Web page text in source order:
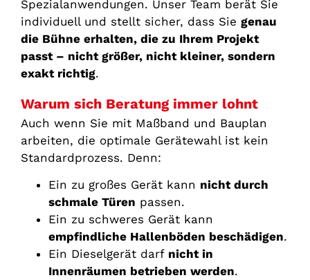
Spezialanwendungen. Unser Team berät Sie
individuell und stellt sicher, dass Sie genau
die Bühne erhalten, die zu Ihrem Projekt
passt – nicht größer, nicht kleiner, sondern
exakt richtig.
Warum sich Beratung immer lohnt
Auch wenn Sie mit Maßband und Bauplan
arbeiten, die optimale Gerätewahl ist kein
Standardprozess. Denn:
Ein zu großes Gerät kann nicht durch
schmale Türen passen.
Ein zu schweres Gerät kann
empfindliche Hallenböden beschädigen.
Ein Dieselgerät darf nicht in
Innenräumen betrieben werden.